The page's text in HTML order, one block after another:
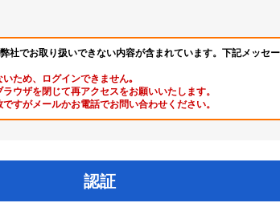
社でお取り扱いできない内容が含まれています。下記メッセ
ため、ログインできません｡
ウザを閉じて再アクセスをお願いいたします。
すがメールかお電話でお問い合わせください。
認証